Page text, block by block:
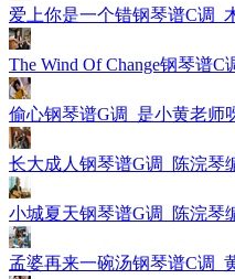
爱上你是一个错钢琴谱C调_
The Wind Of Change钢琴谱C
偷心钢琴谱G调_是小黄老师
长大成人钢琴谱G调_陈浣琴
小城夏天钢琴谱G调_陈浣琴
孟婆再来一碗汤钢琴谱C调_